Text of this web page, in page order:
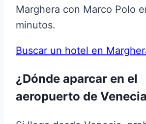
Marghera con Marco Polo
minutos.
Buscar un hotel en
¿Dónde aparcar en el
aeropuerto de